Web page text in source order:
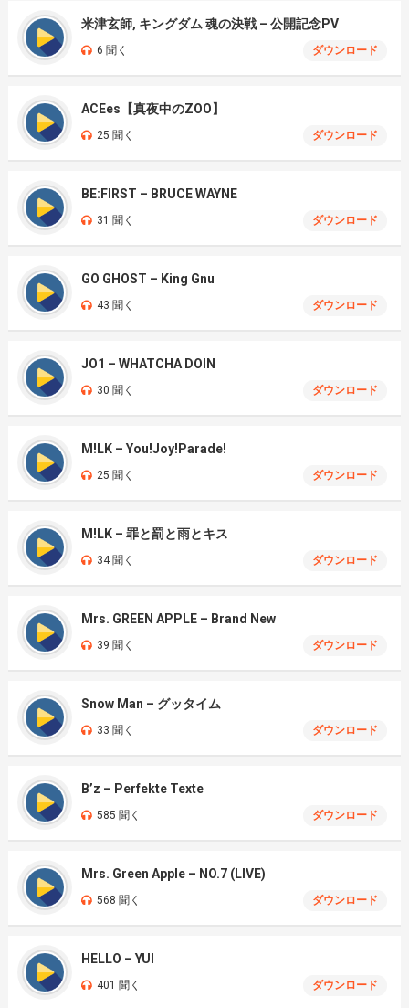
米津玄師, キングダム 魂の決戦 – 公開記念PV
6 聞く ダウンロード
ACEes【真夜中のZOO】
25 聞く ダウンロード
BE:FIRST – BRUCE WAYNE
31 聞く ダウンロード
GO GHOST – King Gnu
43 聞く ダウンロード
JO1 – WHATCHA DOIN
30 聞く ダウンロード
M!LK – You!Joy!Parade!
25 聞く ダウンロード
M!LK – 罪と罰と雨とキス
34 聞く ダウンロード
Mrs. GREEN APPLE – Brand New
39 聞く ダウンロード
Snow Man – グッタイム
33 聞く ダウンロード
B’z – Perfekte Texte
585 聞く ダウンロード
Mrs. Green Apple – NO.7 (LIVE)
568 聞く ダウンロード
HELLO – YUI
401 聞く ダウンロード